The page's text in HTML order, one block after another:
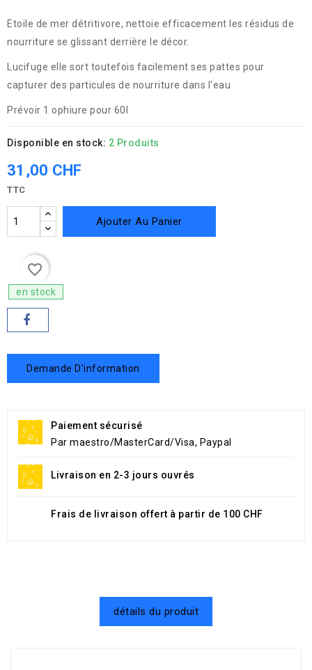
Etoile de mer détritivore, nettoie efficacement les résidus de
nourriture se glissant derrière le décor.
Lucifuge elle sort toutefois facilement ses pattes pour
capturer des particules de nourriture dans l'eau
Prévoir 1 ophiure pour 60l
Disponible en stock: 2 Produits
31,00 CHF
TTC
Ajouter Au Panier
favorite_border
en stock
Demande D'information
Paiement sécurisé
Par maestro/MasterCard/Visa, Paypal
Livraison en 2-3 jours ouvrés
Frais de livraison offert à partir de 100 CHF
détails du produit